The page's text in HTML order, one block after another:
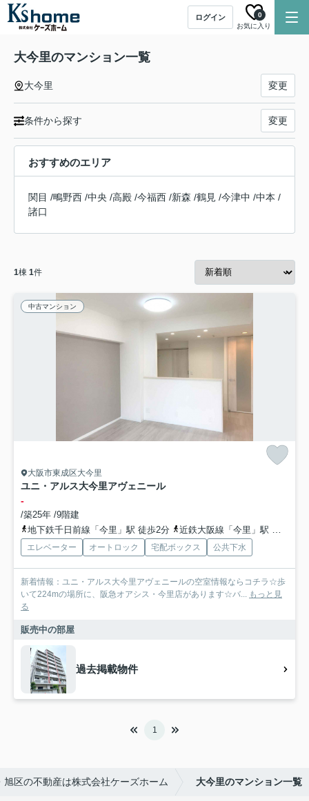
ログイン
お気に入り
0
大今里のマンション一覧
大今里 変更
条件から探す 変更
おすすめのエリア
関目 /鴫野西 /中央 /高殿 /今福西 /新森 /鶴見 /今津中 /中本 /
諸口
1棟 1件
中古マンション
大阪市東成区大今里
ユニ・アルス大今里アヴェニール
-
/築25年 /9階建
地下鉄千日前線「今里」駅 徒歩2分
近鉄大阪線「今里」駅 徒歩13分
エレベーター オートロック 宅配ボックス 公共下水
新着情報：ユニ・アルス大今里アヴェニールの空室情報ならコチラ☆歩
いて224mの場所に、阪急オアシス・今里店があります☆バ... もっと見
る
販売中の部屋
過去掲載物件
1
旭区の不動産は株式会社ケーズホーム 大今里のマンション一覧